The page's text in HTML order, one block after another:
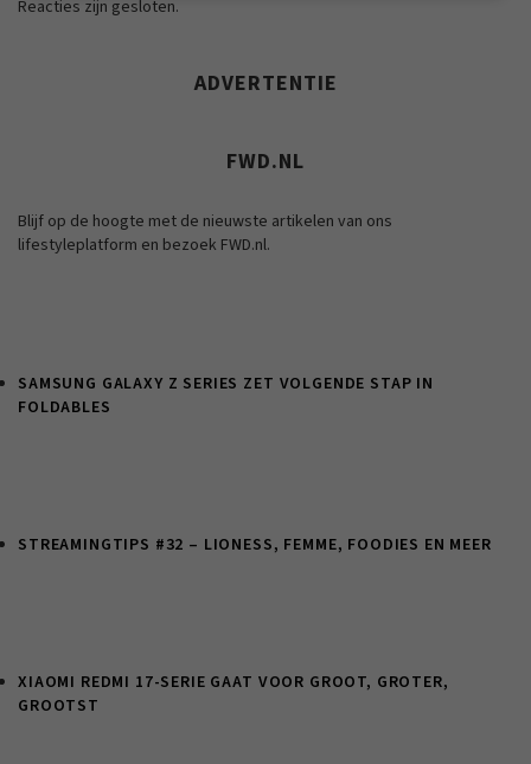
Reacties zijn gesloten.
ADVERTENTIE
FWD.NL
Blijf op de hoogte met de nieuwste artikelen van ons
lifestyleplatform en bezoek FWD.nl.
SAMSUNG GALAXY Z SERIES ZET VOLGENDE STAP IN
FOLDABLES
STREAMINGTIPS #32 – LIONESS, FEMME, FOODIES EN MEER
XIAOMI REDMI 17-SERIE GAAT VOOR GROOT, GROTER,
GROOTST